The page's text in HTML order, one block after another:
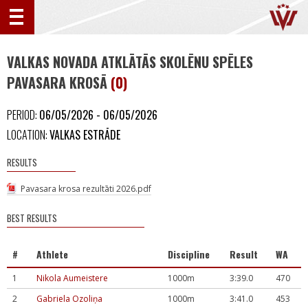
VALKAS NOVADA ATKLĀTĀS SKOLĒNU SPĒLES
PAVASARA KROSĀ (0)
PERIOD: 06/05/2026 - 06/05/2026
LOCATION:VALKAS ESTRĀDE
RESULTS
Pavasara krosa rezultāti 2026.pdf
BEST RESULTS
# Athlete Discipline Result WA
1 Nikola Aumeistere 1000m 3:39.0
470
2
Gabriela Ozoliņa 1000m 3:41.0 453